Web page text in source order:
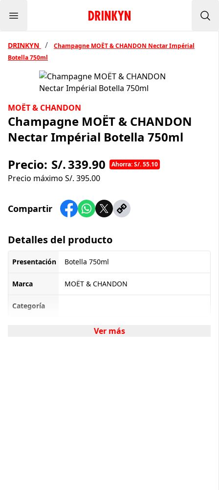
Menu Inicio Drinkyn
DRINKYN /
Champagne MOËT & CHANDON Nectar Impérial
Botella 750ml
MOËT & CHANDON
Champagne MOËT & CHANDON
Nectar Impérial Botella 750ml
Precio: S/.339.90 Ahorra: S/. 55.10
Precio máximo S/. 395.00
Compartir
Detalles del producto
Presentación Botella 750ml
Marca MOËT & CHANDON
Categoría
Ver más